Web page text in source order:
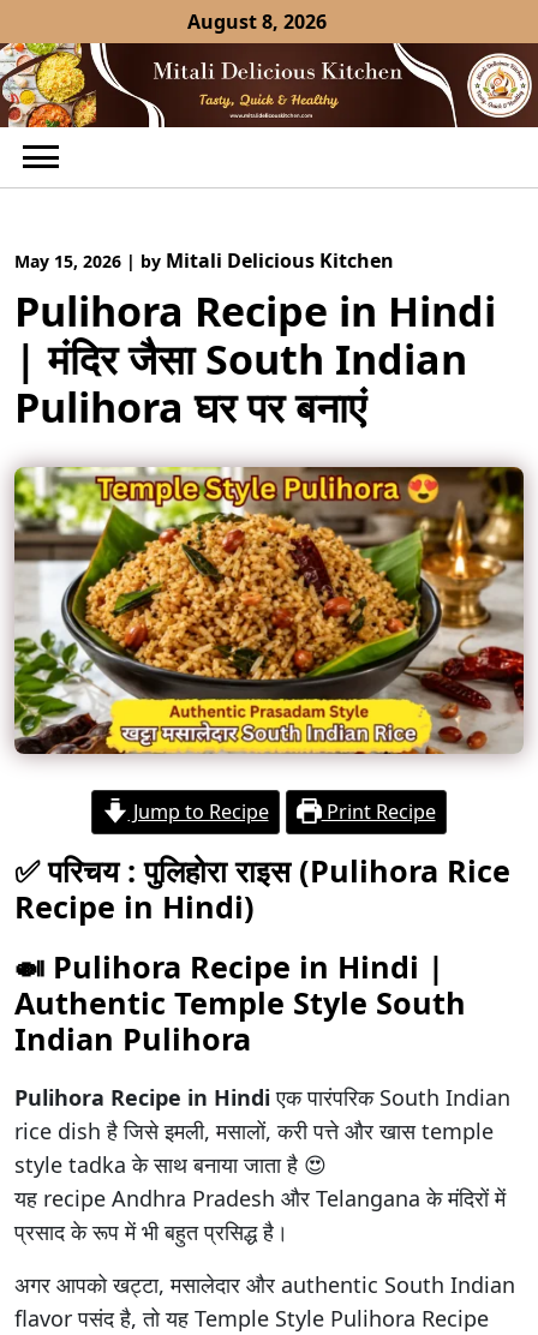
to
content
August 8, 2026
May 15, 2026 | by Mitali Delicious Kitchen
Pulihora Recipe in Hindi
| मंदिर जैसा South Indian
Pulihora घर पर बनाएं
Jump to Recipe Print Recipe
✅ परिचय : पुलिहोरा राइस (Pulihora Rice
Recipe in Hindi)
🍛 Pulihora Recipe in Hindi |
Authentic Temple Style South
Indian Pulihora
Pulihora Recipe in Hindiएक पारंपरिक South Indian
rice dish है जिसे इमली, मसालों, करी पत्ते और खास temple
style tadka के साथ बनाया जाता है 😍
यह recipe Andhra Pradesh और Telangana के मंदिरों में
प्रसाद के रूप में भी बहुत प्रसिद्ध है।
अगर आपको खट्टा, मसालेदार और authentic South Indian
flavor पसंद है, तो यह Temple Style Pulihora Recipe